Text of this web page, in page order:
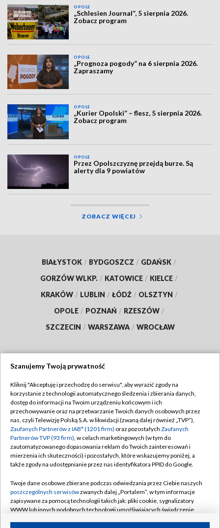
OPOLE
„Schlesien Journal”, 5 sierpnia 2026.
Zobacz program
OPOLE
„Prognoza pogody” na 6 sierpnia 2026.
Zapraszamy
OPOLE
„Kurier Opolski” – flesz, 5 sierpnia 2026.
Zobacz program
OPOLE
Przez Opolszczyznę przejdą burze. Są
alerty dla 9 powiatów
ZOBACZ WIĘCEJ
BIAŁYSTOK / BYDGOSZCZ / GDAŃSK /
GORZÓW WLKP. / KATOWICE / KIELCE /
KRAKÓW / LUBLIN / ŁÓDŹ / OLSZTYN /
OPOLE / POZNAŃ / RZESZÓW /
SZCZECIN / WARSZAWA / WROCŁAW
TVP
Abonament TVP
Emisja w TVP
Centrum informacji TVP
Naziemna Telewizja Cyfrowa
Rada Programowa
System NOS
Informacje o nadawcy
Regulamin TVP
Polityka prywatności
Moje zgody
Pomoc
Kontakt
Kanały
Szanujemy Twoją prywatność
Kliknij "Akceptuję i przechodzę do serwisu", aby wyrazić zgody na
korzystanie z technologii automatycznego śledzenia i zbierania danych,
dostęp do informacji na Twoim urządzeniu końcowym i ich
przechowywanie oraz na przetwarzanie Twoich danych osobowych przez
nas, czyli Telewizję Polską S.A. w likwidacji (zwaną dalej również „TVP”),
Zaufanych Partnerów z IAB* (1201 firm) oraz pozostałych Zaufanych
Partnerów TVP (93 firm), w celach marketingowych (w tym do
zautomatyzowanego dopasowania reklam do Twoich zainteresowań i
mierzenia ich skuteczności) i pozostałych, które wskazujemy poniżej, a
także zgody na udostępnianie przez nas identyfikatora PPID do Google.
Twoje dane osobowe zbierane podczas odwiedzania przez Ciebie naszych
poszczególnych serwisówzwanych dalej „Portalem”, w tym informacje
zapisywane za pomocą technologii takich jak: pliki cookie, sygnalizatory
WWW lub innych podobnych technologii umożliwiających świadczenie